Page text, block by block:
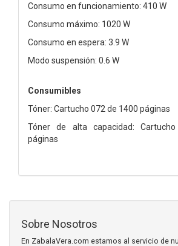
Consumo en funcionamiento: 410 W
Consumo máximo: 1020 W
Consumo en espera: 3.9 W
Modo suspensión: 0.6 W
Consumibles
Tóner: Cartucho 072 de 1400 páginas
Tóner de alta capacidad:
páginas
Sobre Nosotros
En ZabalaVera.com estamos al servicio de